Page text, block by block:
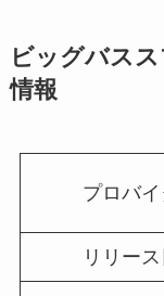
ビッグバス
情報
プロバ
リリース